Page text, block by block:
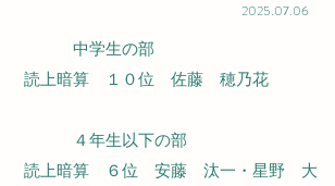
2025.07.06
中学生の部
読上暗算 １０位 佐藤 穂乃花
４年生以下の部
読上暗算 ６位 安藤 汰一・星野 大